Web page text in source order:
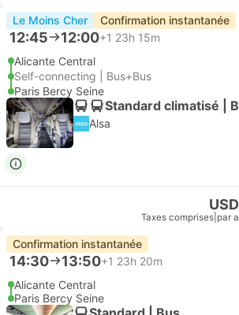
Le Moins Cher Confirmation instantanée
12:45 12:00+1 23h 15m
Alicante Central
Self-connecting | Bus+Bus
Paris Bercy Seine
Standard climatisé |
Alsa
Taxes comprises par
Confirmation instantanée
14:30 13:50+1 23h 20m
Alicante Central
Paris Bercy Seine